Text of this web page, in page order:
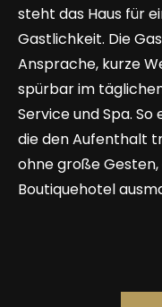
steht das Haus für
Gastlichkeit. Die
Ansprache, kurze
spürbar im
Service und Spa.
die den Aufenthalt
ohne große Gesten,
Boutiquehotel